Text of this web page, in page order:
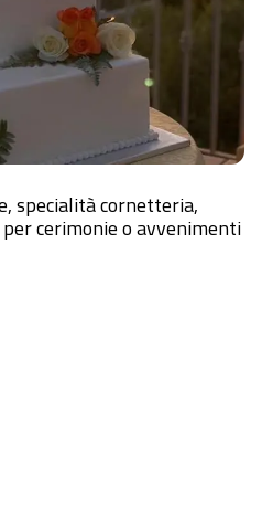
specialità cornetteria,
cerimonie o avvenimenti